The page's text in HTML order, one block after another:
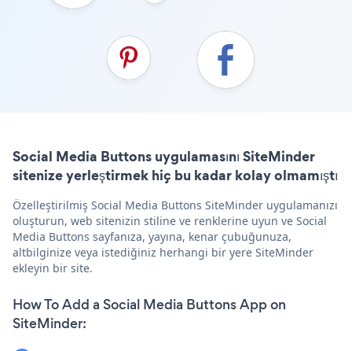
Social Media Buttons uygulamasını SiteMinder
sitenize yerleştirmek hiç bu kadar kolay olmamıştı
Özelleştirilmiş Social Media Buttons SiteMinder uygulamanızı
oluşturun, web sitenizin stiline ve renklerine uyun ve Social
Media Buttons sayfanıza, yayına, kenar çubuğunuza,
altbilginize veya istediğiniz herhangi bir yere SiteMinder
ekleyin bir site.
How To Add a Social Media Buttons App on
SiteMinder: